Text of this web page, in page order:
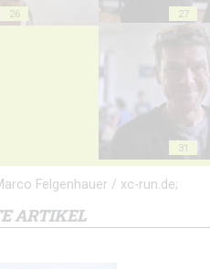
26 27
31
Felgenhauer / xc-run.de;
ARTIKEL